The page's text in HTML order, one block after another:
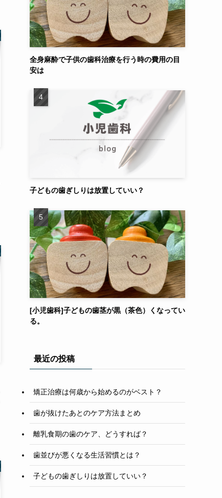
全身麻酔で子供の歯科治療を行う時の費用の目
安は
子どもの歯ぎしりは放置していい？
[小児歯科]子どもの歯茎が黒（茶色）くなってい
る。
最近の投稿
矯正治療は何歳から始めるのがベスト？
歯が抜けたあとのケア方法まとめ
離乳食期の歯のケア、どうすれば？
歯並びが悪くなる生活習慣とは？
子どもの歯ぎしりは放置していい？